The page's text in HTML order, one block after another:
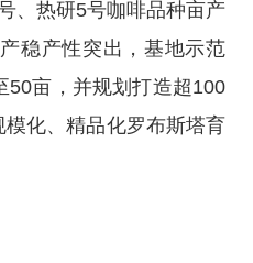
、热研5号咖啡品种亩产
稳产性突出，基地示范
50亩，并规划打造超100
化、精品化罗布斯塔育